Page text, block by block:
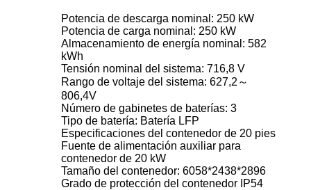
Potencia de descarga nominal: 250 kW
Potencia de carga nominal: 250 kW
Almacenamiento de energía nominal: 582
kWh
Tensión nominal del sistema: 716,8 V
Rango de voltaje del sistema: 627,2～
806,4V
Número de gabinetes de baterías: 3
Tipo de batería: Batería LFP
Especificaciones del contenedor de 20 pies
Fuente de alimentación auxiliar para
contenedor de 20 kW
Tamaño del contenedor: 6058*2438*2896
Grado de protección del contenedor IP54